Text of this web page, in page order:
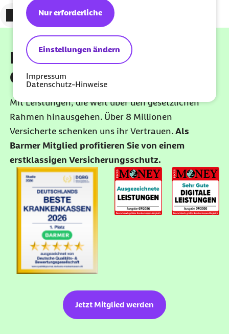
Einstellungen ändern
Nur erforderliche
Impressum
Datenschutz-Hinweise
Zum vorigen Element
Zum nächsten Element
Beste Leistungen für Ihre
Gesundheit
Mit Leistungen, die weit über den gesetzlichen
Rahmen hinausgehen. Über 8 Millionen
Versicherte schenken uns ihr Vertrauen. Als
Barmer Mitglied profitieren Sie von einem
erstklassigen Versicherungsschutz.
Jetzt Mitglied werden